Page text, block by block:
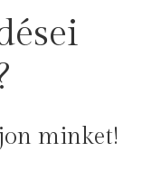
minket!